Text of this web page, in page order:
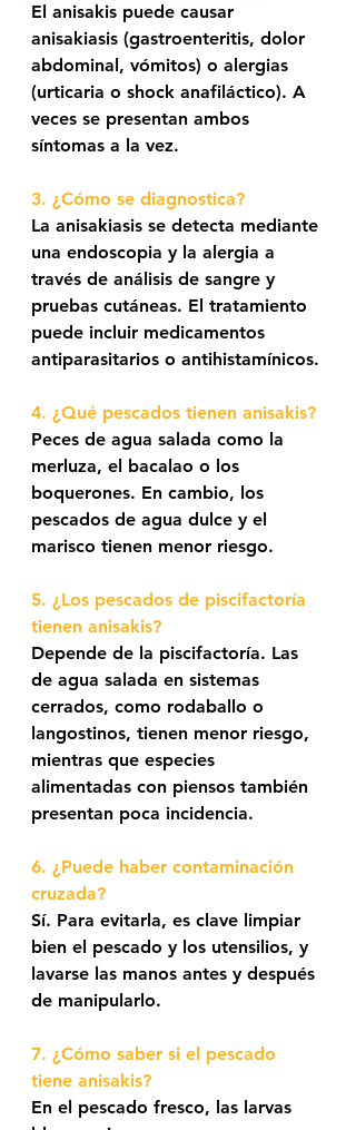
El anisakis puede causar
anisakiasis (gastroenteritis, dolor
abdominal, vómitos) o alergias
(urticaria o shock anafiláctico). A
veces se presentan ambos
síntomas a la vez.
3. ¿Cómo se diagnostica?
La anisakiasis se detecta mediante
una endoscopia y la alergia a
través de análisis de sangre y
pruebas cutáneas. El tratamiento
puede incluir medicamentos
antiparasitarios o antihistamínicos.
4. ¿Qué pescados tienen anisakis?
Peces de agua salada como la
merluza, el bacalao o los
boquerones. En cambio, los
pescados de agua dulce y el
marisco tienen menor riesgo.
5. ¿Los pescados de piscifactoría
tienen anisakis?
Depende de la piscifactoría. Las
de agua salada en sistemas
cerrados, como rodaballo o
langostinos, tienen menor riesgo,
mientras que especies
alimentadas con piensos también
presentan poca incidencia.
6. ¿Puede haber contaminación
cruzada?
Sí. Para evitarla, es clave limpiar
bien el pescado y los utensilios, y
lavarse las manos antes y después
de manipularlo.
7. ¿Cómo saber si el pescado
tiene anisakis?
En el pescado fresco, las larvas